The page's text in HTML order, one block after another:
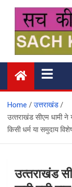
content
सच की
Home
उत्तराखंड
उत्‍तराखंड सीएम धामी ने
किसी धर्म या समुदाय
उत्‍तराखंड